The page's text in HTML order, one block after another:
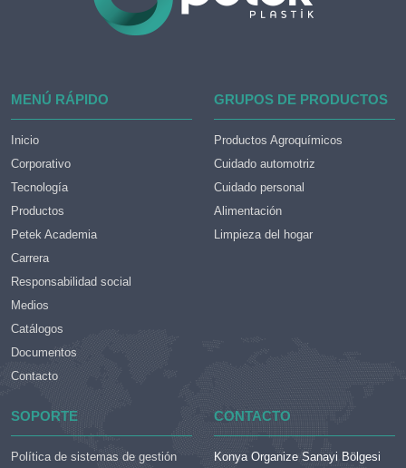
MENÚ RÁPIDO
Inicio
Corporativo
Tecnología
Productos
Petek Academia
Carrera
Responsabilidad social
Medios
Catálogos
Documentos
Contacto
GRUPOS DE PRODUCTOS
Productos Agroquímicos
Cuidado automotriz
Cuidado personal
Alimentación
Limpieza del hogar
SOPORTE
Política de sistemas de gestión
CONTACTO
Konya Organize Sanayi Bölgesi